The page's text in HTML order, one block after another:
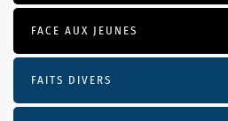
FACE AUX JEUNES
FAITS DIVERS